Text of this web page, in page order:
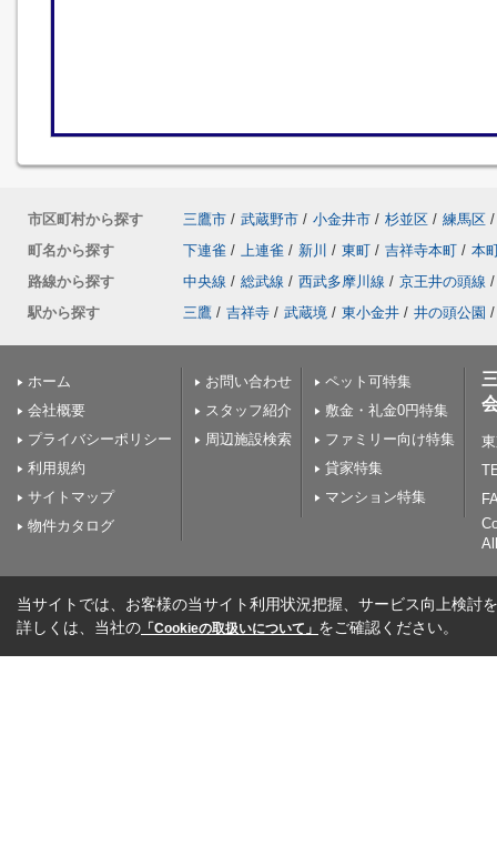
市区町村から探す 三鷹市 / 武蔵野市 / 小金井市 / 杉並区 / 練馬区 /
町名から探す
下連雀 / 上連雀 / 新川 / 東町 / 吉祥寺本町 / 本
路線から探す
中央線 / 総武線 / 西武多摩川線 / 京王井の頭線 /
駅から探す
三鷹 / 吉祥寺 / 武蔵境 / 東小金井 / 井の頭公園 /
ホーム
会社概要
プライバシーポリシー
利用規約
サイトマップ
物件カタログ
お問い合わせ
スタッフ紹介
周辺施設検索
ペット可特集
敷金・礼金0円特集
ファミリー向け特集
貸家特集
マンション特集
当サイトでは、お客様の当サイト利用状況把握、サービス向上検討
詳しくは、当社の 「Cookieの取扱いについて」 をご確認ください。